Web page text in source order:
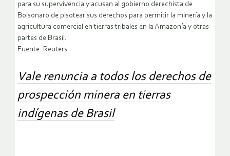
para su supervivencia y acusan al gobierno derechista de
Bolsonaro de pisotear sus derechos para permitir la minería y la
agricultura comercial en tierras tribales en la Amazonía y otras
partes de Brasil.
Fuente: Reuters
Vale renuncia a todos los derechos de
prospección minera en tierras
indígenas de Brasil